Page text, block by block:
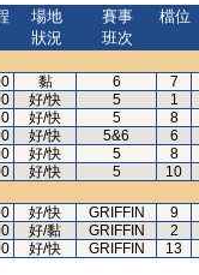
場地
狀況
賽事
班次
檔位
黏 6
7
好/快 5
1
好/快 5
8
好/快 5&6
6
好/快 5
8
好/快 5
10
好/快 GRIFFIN
9
好/黏 GRIFFIN
2
好/快 GRIFFIN 13